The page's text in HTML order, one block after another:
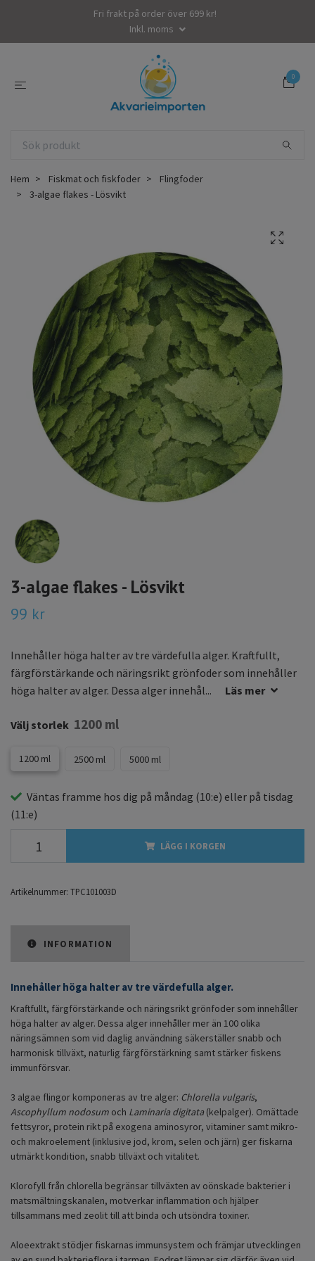
Fri frakt på order över 699 kr!
Inkl. moms
0
Hem Fiskmat och fiskfoder
Flingfoder
3-algae flakes - Lösvikt
3-algae flakes - Lösvikt
99 kr
Innehåller höga halter av tre värdefulla alger. Kraftfullt,
färgförstärkande och näringsrikt grönfoder som innehåller
höga halter av alger. Dessa alger innehål...
Läs mer
Välj storlek 1200 ml
1200 ml 2500 ml 5000 ml
Väntas framme hos dig på måndag (10:e) eller på tisdag
(11:e)
LÄGG I KORGEN
Artikelnummer: TPC101003D
INFORMATION
Innehåller höga halter av tre värdefulla alger.
Kraftfullt, färgförstärkande och näringsrikt grönfoder som innehåller
höga halter av alger. Dessa alger innehåller mer än 100 olika
näringsämnen som vid daglig användning säkerställer snabb och
harmonisk tillväxt, naturlig färgförstärkning samt stärker fiskens
immunförsvar.
3 algae flingor komponeras av tre alger: Chlorella vulgaris,
Ascophyllum nodosum och Laminaria digitata (kelpalger). Omättade
fettsyror, protein rikt på exogena aminosyror, vitaminer samt mikro-
och makroelement (inklusive jod, krom, selen och järn) ger fiskarna
utmärkt kondition, snabb tillväxt och vitalitet.
Klorofyll från chlorella begränsar tillväxten av oönskade bakterier i
matsmältningskanalen, motverkar inflammation och hjälper
tillsammans med zeolit till att binda och utsöndra toxiner.
Aloeextrakt stödjer fiskarnas immunsystem och främjar utvecklingen